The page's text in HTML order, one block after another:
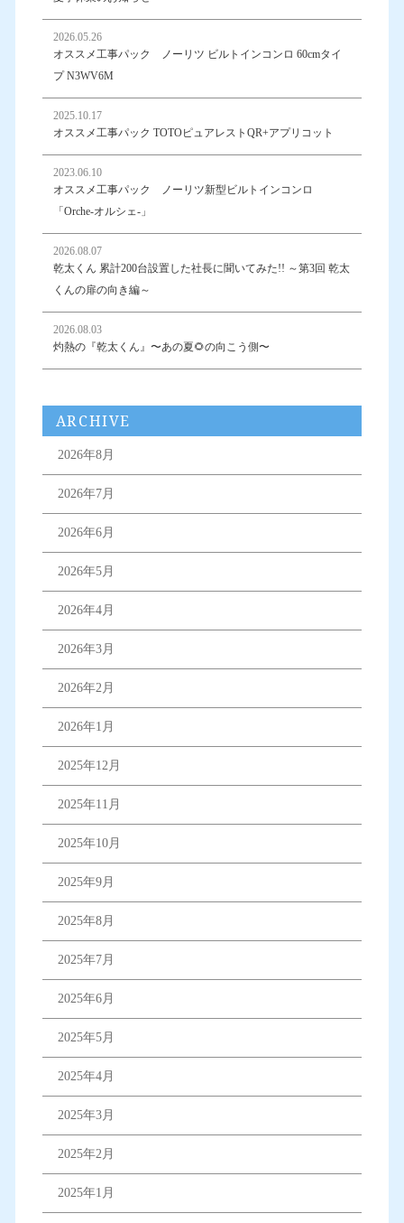
2026.05.26
オススメ工事パック ノーリツ ビルトインコンロ 60cmタイ
プ N3WV6M
2025.10.17
オススメ工事パック TOTOピュアレストQR+アプリコット
2023.06.10
オススメ工事パック ノーリツ新型ビルトインコンロ
「Orche-オルシェ-」
2026.08.07
乾太くん 累計200台設置した社長に聞いてみた!! ～第3回 乾太
くんの扉の向き編～
2026.08.03
灼熱の『乾太くん』〜あの夏🌻の向こう側〜
ARCHIVE
2026年8月
2026年7月
2026年6月
2026年5月
2026年4月
2026年3月
2026年2月
2026年1月
2025年12月
2025年11月
2025年10月
2025年9月
2025年8月
2025年7月
2025年6月
2025年5月
2025年4月
2025年3月
2025年2月
2025年1月